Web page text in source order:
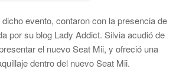
evento, contaron con la presencia de
por su blog Lady Addict. Silvia acudió de
el nuevo Seat Mii, y ofreció una
dentro del nuevo Seat Mii.